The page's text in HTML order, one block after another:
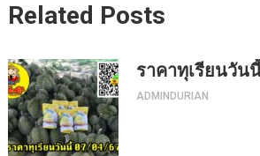
Related Posts
ราคาทุเรียนวัน
ADMINDURIAN